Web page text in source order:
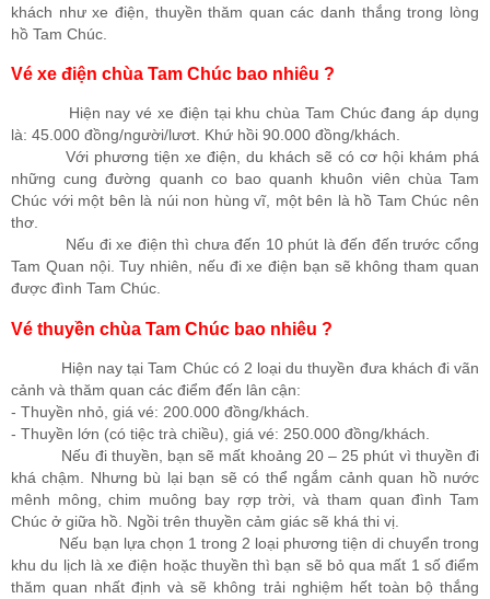
khách như xe điện, thuyền thăm quan các danh thắng trong lòng
hồ Tam Chúc.
Vé xe điện chùa Tam Chúc bao nhiêu ?
Hiện nay vé xe điện tại khu chùa Tam Chúc đang áp dụng
là: 45.000 đồng/người/lươt. Khứ hồi 90.000 đồng/khách.
Với phương tiện xe điện, du khách sẽ có cơ hội khám phá
những cung đường quanh co bao quanh khuôn viên chùa Tam
Chúc với một bên là núi non hùng vĩ, một bên là hồ Tam Chúc nên
thơ.
Nếu đi xe điện thì chưa đến 10 phút là đến đến trước cổng
Tam Quan nội. Tuy nhiên, nếu đi xe điện bạn sẽ không tham quan
được đình Tam Chúc.
Vé thuyền chùa Tam Chúc bao nhiêu ?
Hiện nay tại Tam Chúc có 2 loại du thuyền đưa khách đi vãn
cảnh và thăm quan các điểm đến lân cận:
- Thuyền nhỏ, giá vé: 200.000 đồng/khách.
- Thuyền lớn (có tiệc trà chiều), giá vé: 250.000 đồng/khách.
Nếu đi thuyền, bạn sẽ mất khoảng 20 – 25 phút vì thuyền đi
khá chậm. Nhưng bù lại bạn sẽ có thể ngắm cảnh quan hồ nước
mênh mông, chim muông bay rợp trời, và tham quan đình Tam
Chúc ở giữa hồ. Ngồi trên thuyền cảm giác sẽ khá thi vị.
Nếu bạn lựa chọn 1 trong 2 loại phương tiện di chuyển trong
khu du lịch là xe điện hoặc thuyền thì bạn sẽ bỏ qua mất 1 số điểm
thăm quan nhất định và sẽ không trải nghiệm hết toàn bộ thắng